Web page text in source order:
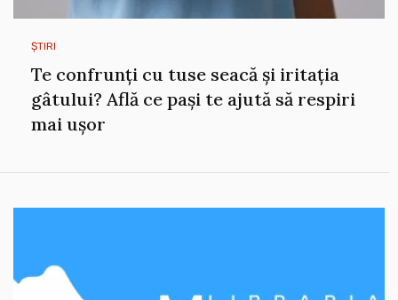
ȘTIRI
Te confrunți cu tuse seacă și iritația
gâtului? Află ce pași te ajută să respiri
mai ușor